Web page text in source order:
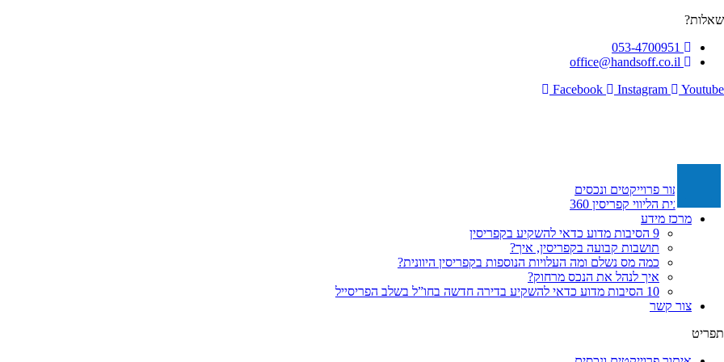
דלג
שאלות?
053-4700951
office@handsoff.co.il
Facebook
Instagram Youtube
איתור פרוייקטים ונכסים
תכנית הליווי קפריסין 360
מרכז מידע
9 הסיבות מדוע כדאי להשקיע בקפריסין
תושבות קבועה בקפריסין, איך?
כמה מס נשלם ומה העלויות הנוספות בקפריסין היוונית?
איך לנהל את הנכס מרחוק?
10 הסיבות מדוע כדאי להשקיע בדירה חדשה בחו”ל בשלב הפריסייל
צור קשר
תפריט